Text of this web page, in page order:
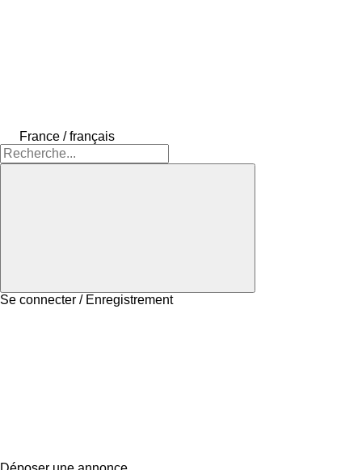
France / français
Se connecter / Enregistrement